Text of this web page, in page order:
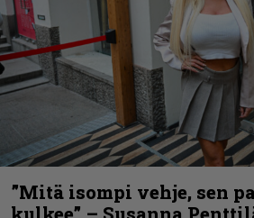
”Mitä isompi vehje, sen